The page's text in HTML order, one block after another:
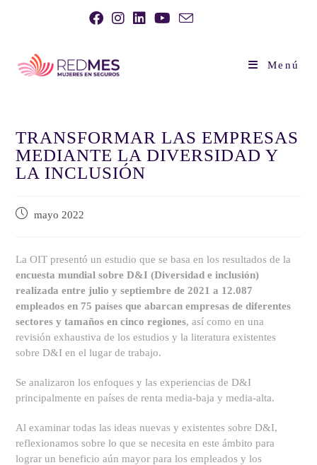
Menú
TRANSFORMAR LAS EMPRESAS
MEDIANTE LA DIVERSIDAD Y
LA INCLUSIÓN
mayo 2022
La OIT presentó un estudio que se basa en los resultados de la
encuesta mundial sobre D&I (Diversidad e inclusión)
realizada entre julio y septiembre de 2021 a 12.087
empleados en 75 países que abarcan empresas de diferentes
sectores y tamaños en cinco regiones, así como en una
revisión exhaustiva de los estudios y la literatura existentes
sobre D&I en el lugar de trabajo.
Se analizaron los enfoques y las experiencias de D&I
principalmente en países de renta media-baja y media-alta.
Al examinar todas las ideas nuevas y existentes sobre D&I,
reflexionamos sobre lo que se necesita en este ámbito para
lograr un beneficio aún mayor para los empleados y los